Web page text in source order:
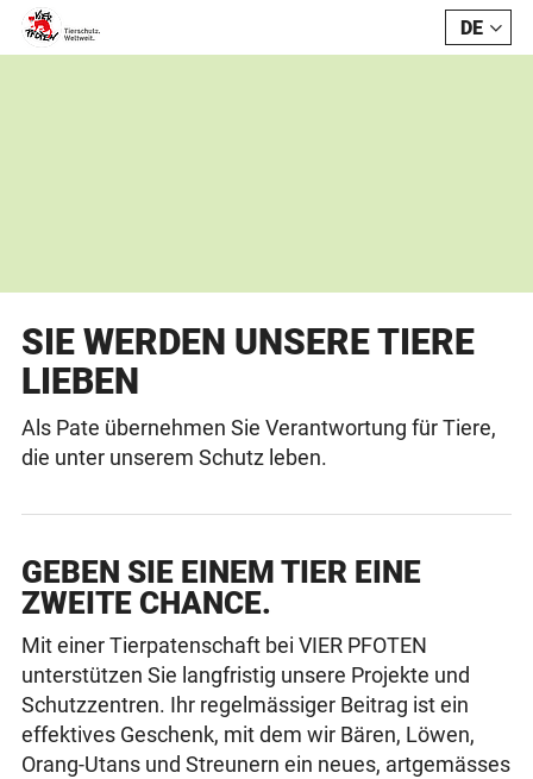
DE
SIE WERDEN UNSERE TIERE
LIEBEN
Als Pate übernehmen Sie Verantwortung für Tiere,
die unter unserem Schutz leben.
GEBEN SIE EINEM TIER EINE
ZWEITE CHANCE.
Mit einer Tierpatenschaft bei VIER PFOTEN
unterstützen Sie langfristig unsere Projekte und
Schutzzentren. Ihr regelmässiger Beitrag ist ein
effektives Geschenk, mit dem wir Bären, Löwen,
Orang-Utans und Streunern ein neues, artgemässes